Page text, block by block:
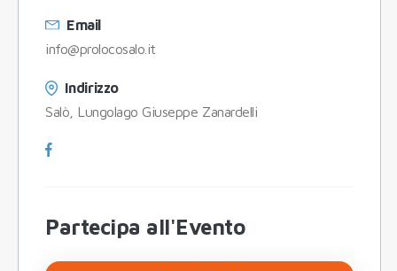
Email
info@prolocosalo.it
Indirizzo
Salò, Lungolago Giuseppe Zanardelli
Partecipa all'Evento